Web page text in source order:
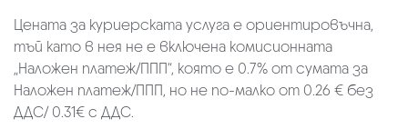
Цената за куриерската услуга е ориентировъчна,
тъй като в нея не е включена комисионната
„Наложен платеж/ППП“, която е 0.7% от сумата за
Наложен платеж/ППП, но не по-малко от 0.26 € без
ДДС/ 0.31€ с ДДС.